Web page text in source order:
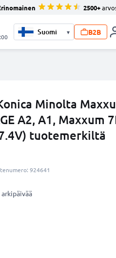
2500+
▾ B2B
Minolta
A2, A1, Maxxum
tuotemerkiltä
924641